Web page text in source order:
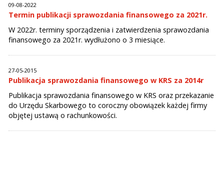
09-08-2022
Termin publikacji sprawozdania finansowego za 2021r.
W 2022r. terminy sporządzenia i zatwierdzenia sprawozdania
finansowego za 2021r. wydłużono o 3 miesiące.
27-05-2015
Publikacja sprawozdania finansowego w KRS za 2014r
Publikacja sprawozdania finansowego w KRS oraz przekazanie
do Urzędu Skarbowego to coroczny obowiązek każdej firmy
objętej ustawą o rachunkowości.